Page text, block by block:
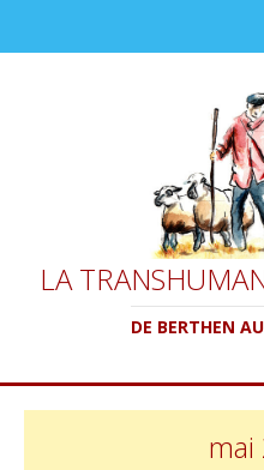
LA
DE BERTHEN
mai